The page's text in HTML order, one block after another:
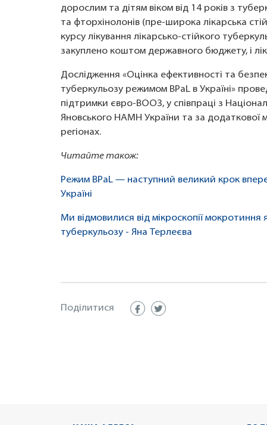
дорослим та дітям віком від 14 років з
та фторхінолонів (пре-широка лікарська
курсу лікування лікарсько-стійкого
закуплено коштом державного бюджету, і
Дослідження «Оцінка ефективності та
туберкульозу режимом BPaL в Україні»
підтримки євро-ВООЗ, у співпраці з
Яновського НАМН України та за додаткової
регіонах.
Читайте також:
Режим BPaL — наступний великий крок
Україні
Ми відмовилися від мікроскопії
туберкульозу - Яна Терлеєва
Поділитися